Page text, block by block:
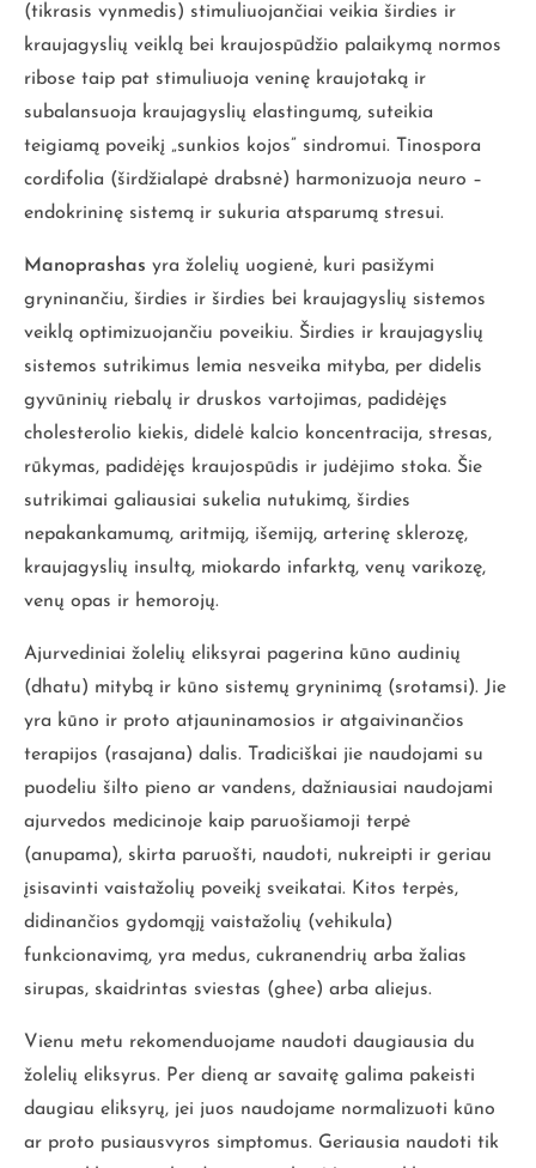
(tikrasis vynmedis) stimuliuojančiai veikia širdies ir
kraujagyslių veiklą bei kraujospūdžio palaikymą normos
ribose taip pat stimuliuoja veninę kraujotaką ir
subalansuoja kraujagyslių elastingumą, suteikia
teigiamą poveikį „sunkios kojos” sindromui. Tinospora
cordifolia (širdžialapė drabsnė) harmonizuoja neuro –
endokrininę sistemą ir sukuria atsparumą stresui.
Manoprashas yra žolelių uogienė, kuri pasižymi
gryninančiu, širdies ir širdies bei kraujagyslių sistemos
veiklą optimizuojančiu poveikiu. Širdies ir kraujagyslių
sistemos sutrikimus lemia nesveika mityba, per didelis
gyvūninių riebalų ir druskos vartojimas, padidėjęs
cholesterolio kiekis, didelė kalcio koncentracija, stresas,
rūkymas, padidėjęs kraujospūdis ir judėjimo stoka. Šie
sutrikimai galiausiai sukelia nutukimą, širdies
nepakankamumą, aritmiją, išemiją, arterinę sklerozę,
kraujagyslių insultą, miokardo infarktą, venų varikozę,
venų opas ir hemorojų.
Ajurvediniai žolelių eliksyrai pagerina kūno audinių
(dhatu) mitybą ir kūno sistemų gryninimą (srotamsi). Jie
yra kūno ir proto atjauninamosios ir atgaivinančios
terapijos (rasajana) dalis. Tradiciškai jie naudojami su
puodeliu šilto pieno ar vandens, dažniausiai naudojami
ajurvedos medicinoje kaip paruošiamoji terpė
(anupama), skirta paruošti, naudoti, nukreipti ir geriau
įsisavinti vaistažolių poveikį sveikatai. Kitos terpės,
didinančios gydomąjį vaistažolių (vehikula)
funkcionavimą, yra medus, cukranendrių arba žalias
sirupas, skaidrintas sviestas (ghee) arba aliejus.
Vienu metu rekomenduojame naudoti daugiausia du
žolelių eliksyrus. Per dieną ar savaitę galima pakeisti
daugiau eliksyrų, jei juos naudojame normalizuoti kūno
ar proto pusiausvyros simptomus. Geriausia naudoti tik